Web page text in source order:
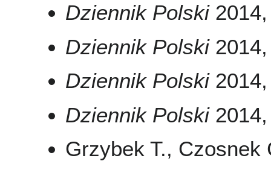
Dziennik Polski2014,
Dziennik Polski2014,
Dziennik Polski2014,
Dziennik Polski2014,
Grzybek T.,